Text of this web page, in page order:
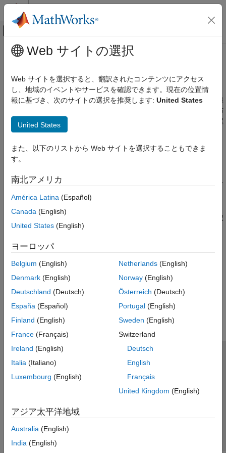
コンテンツへスキップ
オフキャンバス ナビゲーション メ
ドキュメンテーションのホーム
Statistics and Machine Learning Toolbox
回帰
カテゴリ
回帰学習器アプリ
線形回帰
一般化線形モデル
ステップワイズ回帰
正則化
混合効果
ガウス過程回帰
アンサンブル回帰木
一般化加法モデル
ニューラル ネットワーク
インクリメンタル学習
直接予想
Python モデルの共同実行
メインコンテンツ
一般化線形モデル
ロジスティック回帰、多項回帰、ポアソン回帰など
一般化線形回帰モデルは、線形法を使用する特殊なタイプの非線
形モデルです。一般化線形回帰モデルでは、応答変数が正規分布
でありません。ただし、リンク関数と回帰係数に線形となる方程
式を使用してモデルを表すことができます。
カテゴリ
ロジスティック回帰を含む、さまざまな分布およびリンク関数を
備えた一般化線形回帰モデル
ステップワイズ回帰
一般化線形モデルでのステップワイズ回帰を使用した変数の選択
一般化線形モデルのリッジ回帰、LASSO、Elastic Net
一般化線形混合効果モデル
この情報は役に立ちましたか？
Web サイトの選択
Web サイトを選択すると、翻訳されたコンテンツにアクセス
し、地域のイベントやサービスを確認できます。現在の位置情
報に基づき、次のサイトの選択を推奨します: United States
United States
また、以下のリストから Web サイトを選択することもできま
す。
南北アメリカ
América Latina (Español)
Canada (English)
United States (English)
ヨーロッパ
Belgium (English)
Denmark (English)
Deutschland (Deutsch)
España (Español)
Finland (English)
France (Français)
Ireland (English)
Italia (Italiano)
Luxembourg (English)
Netherlands(English)
Norway(English)
Österreich (Deutsch)
Portugal(English)
Sweden (English)
Switzerland
Deutsch
English
Français
United Kingdom (English)
アジア太平洋地域
Australia (English)
India (English)
トラストセンター
プライバシー ポリシー
違法コピー防止
アプリケーション ステータス
© 1994-2026 The MathWorks, Inc.
Web サイ
日本